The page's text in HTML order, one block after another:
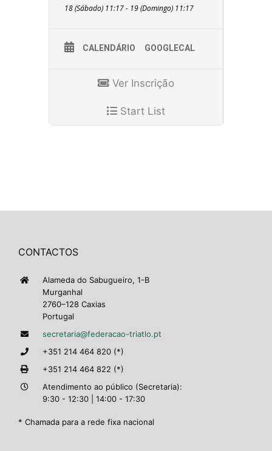
18 (Sábado) 11:17 - 19 (Domingo) 11:17
CALENDÁRIO GOOGLECAL
Ver Inscrição
Start List
CONTACTOS
Alameda do Sabugueiro, 1-B
Murganhal
2760–128 Caxias
Portugal
secretaria@federacao-triatlo.pt
+351 214 464 820 (*)
+351 214 464 822 (*)
Atendimento ao público (Secretaria):
9:30 - 12:30 | 14:00 - 17:30
* Chamada para a rede fixa nacional